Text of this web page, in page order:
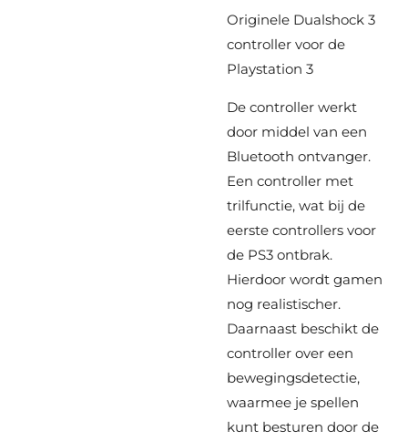
Originele Dualshock 3
controller voor de
Playstation 3
De controller werkt
door middel van een
Bluetooth ontvanger.
Een controller met
trilfunctie, wat bij de
eerste controllers voor
de PS3 ontbrak.
Hierdoor wordt gamen
nog realistischer.
Daarnaast beschikt de
controller over een
bewegingsdetectie,
waarmee je spellen
kunt besturen door de